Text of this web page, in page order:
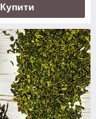
Купити